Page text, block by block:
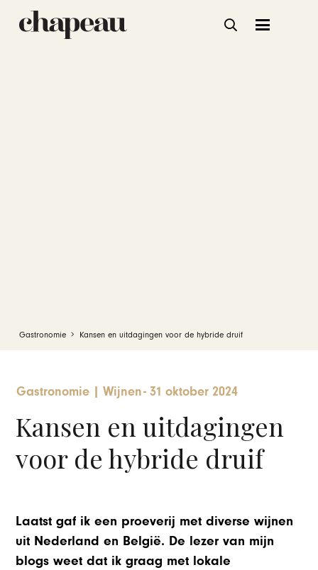
Gastronomie Kansen en uitdagingen voor de hybride druif
Gastronomie Wijnen-31 oktober 2024
Kansen en uitdagingen
voor de hybride druif
Laatst gaf ik een proeverij met diverse wijnen
uit Nederland en België. De lezer van mijn
blogs weet dat ik graag met lokale